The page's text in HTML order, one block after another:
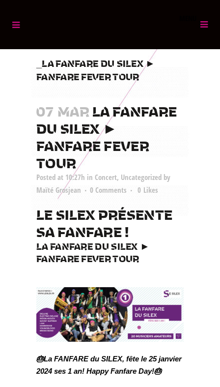
LA FANFARE DU SILEX ►
FANFARE FEVER TOUR
07 MARLA FANFARE
DU SILEX ►
FANFARE FEVER
TOUR
Posted at 10:27h in Concert, Uncategorized by
Maïté Grosjean
0 Comments 0 Likes
LE SILEX PRÉSENTE
SA FANFARE !
LA FANFARE DU SILEX ►
FANFARE FEVER TOUR
🎂La FANFARE du SILEX, fête le 25 janvier
2024 ses 1 an! Happy Fanfare Day!🎂